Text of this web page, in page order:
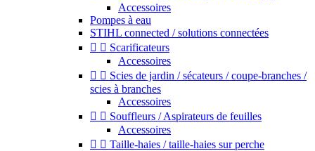
Accessoires
Pompes à eau
STIHL connected / solutions connectées
  Scarificateurs
Accessoires
  Scies de jardin / sécateurs / coupe-branches /
scies à branches
Accessoires
  Souffleurs / Aspirateurs de feuilles
Accessoires
  Taille-haies / taille-haies sur perche